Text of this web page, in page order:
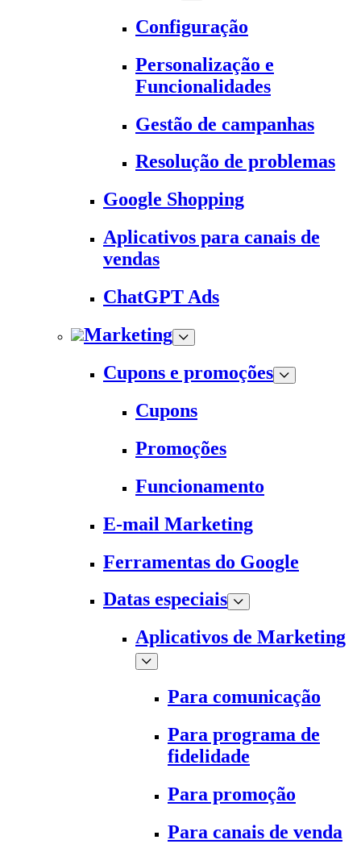
Configuração
Personalização e
Funcionalidades
Gestão de campanhas
Resolução de problemas
Google Shopping
Aplicativos para canais de
vendas
ChatGPT Ads
Marketing
Cupons e promoções
Cupons
Promoções
Funcionamento
E-mail Marketing
Ferramentas do Google
Datas especiais
Aplicativos de Marketing
Para comunicação
Para programa de
fidelidade
Para promoção
Para canais de venda